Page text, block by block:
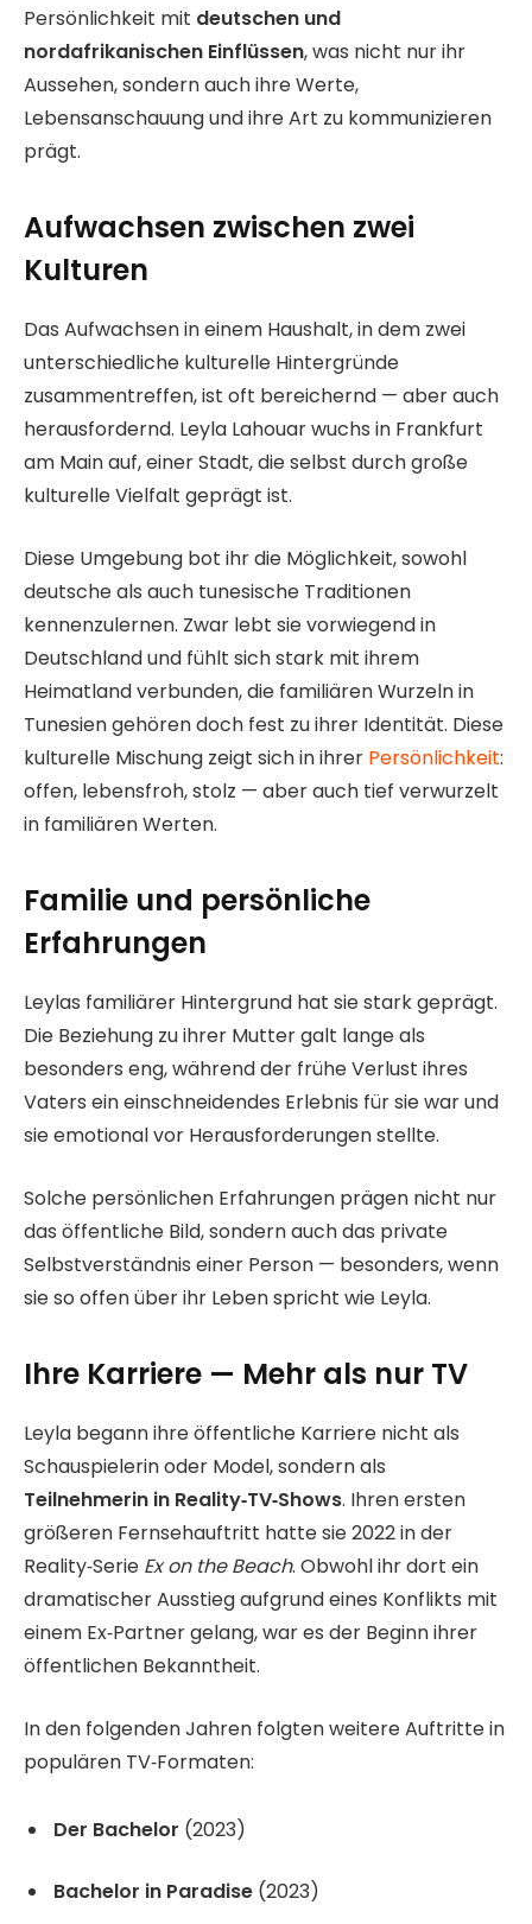
Persönlichkeit mit deutschen und
nordafrikanischen Einflüssen, was nicht nur ihr
Aussehen, sondern auch ihre Werte,
Lebensanschauung und ihre Art zu kommunizieren
prägt.
Aufwachsen zwischen zwei
Kulturen
Das Aufwachsen in einem Haushalt, in dem zwei
unterschiedliche kulturelle Hintergründe
zusammentreffen, ist oft bereichernd — aber auch
herausfordernd. Leyla Lahouar wuchs in Frankfurt
am Main auf, einer Stadt, die selbst durch große
kulturelle Vielfalt geprägt ist.
Diese Umgebung bot ihr die Möglichkeit, sowohl
deutsche als auch tunesische Traditionen
kennenzulernen. Zwar lebt sie vorwiegend in
Deutschland und fühlt sich stark mit ihrem
Heimatland verbunden, die familiären Wurzeln in
Tunesien gehören doch fest zu ihrer Identität. Diese
kulturelle Mischung zeigt sich in ihrer Persönlichkeit:
offen, lebensfroh, stolz — aber auch tief verwurzelt
in familiären Werten.
Familie und persönliche
Erfahrungen
Leylas familiärer Hintergrund hat sie stark geprägt.
Die Beziehung zu ihrer Mutter galt lange als
besonders eng, während der frühe Verlust ihres
Vaters ein einschneidendes Erlebnis für sie war und
sie emotional vor Herausforderungen stellte.
Solche persönlichen Erfahrungen prägen nicht nur
das öffentliche Bild, sondern auch das private
Selbstverständnis einer Person — besonders, wenn
sie so offen über ihr Leben spricht wie Leyla.
Ihre Karriere — Mehr als nur TV
Leyla begann ihre öffentliche Karriere nicht als
Schauspielerin oder Model, sondern als
Teilnehmerin in Reality‑TV‑Shows. Ihren ersten
größeren Fernsehauftritt hatte sie 2022 in der
Reality‑Serie Ex on the Beach. Obwohl ihr dort ein
dramatischer Ausstieg aufgrund eines Konflikts mit
einem Ex‑Partner gelang, war es der Beginn ihrer
öffentlichen Bekanntheit.
In den folgenden Jahren folgten weitere Auftritte in
populären TV‑Formaten:
Der Bachelor (2023)
Bachelor in Paradise (2023)